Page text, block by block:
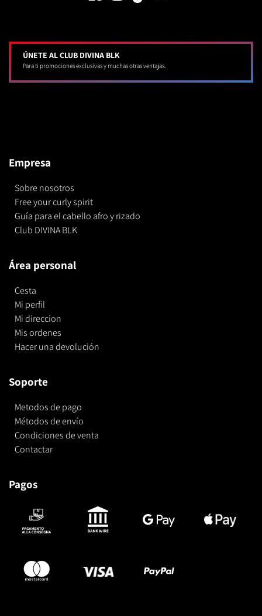
ÚNETE AL CLUB DIVINA BLK
Para ti promociones exclusivas y muchas otras ventajas.
Empresa
Sobre nosotros
Free your curly spirit
Guía para el cabello afro y rizado
Club DIVINA BLK
Área personal
Cesta
Mi perfil
Mi direccion
Mis ordenes
Hacer una devolución
Soporte
Metodos de pago
Métodos de envío
Condiciones de venta
Contactar
Pagos